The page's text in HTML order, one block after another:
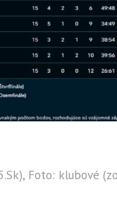
Foto: klubové